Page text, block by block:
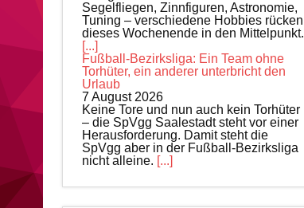
Segelfliegen, Zinnfiguren, Astronomie,
Tuning – verschiedene Hobbies rücken
dieses Wochenende in den Mittelpunkt.
[...]
Fußball-Bezirksliga: Ein Team ohne
Torhüter, ein anderer unterbricht den
Urlaub
7 August 2026
Keine Tore und nun auch kein Torhüter
– die SpVgg Saalestadt steht vor einer
Herausforderung. Damit steht die
SpVgg aber in der Fußball-Bezirksliga
nicht alleine. [...]